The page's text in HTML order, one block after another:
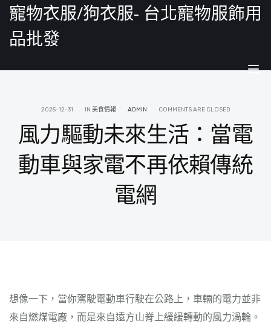
寵物衣服/狗衣服- 台北寵物服飾用
品批發
2025-12-31 IN 美食情報 ADMIN COMMENTS ARE CLOSED
風力驅動未來生活：當電
動車與家電不再依賴傳統
電網
想像一下，當你駕駛電動車行駛在公路上，車輛的電力並非
來自燃煤電廠，而是來自遠方山脊上緩緩轉動的風力渦輪。